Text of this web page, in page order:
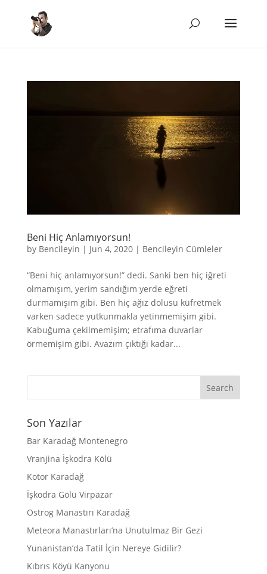
Beni Hiç Anlamıyorsun!
by Bencileyin | Jun 4, 2020| Bencileyin Cümleler
“Beni hiç anlamıyorsun!” dedi. Sanki ben hiç iğreti
olmamışım, yerim sandığım yerde eğreti
durmamışım gibi. Ben hiç ağız dolusu küfretmek
varken sadece yutkunmakla yetinmemişim gibi.
Kabuğuma çekilmemişim; etrafıma duvarlar
örmemişim gibi. Avazım çıktığı kadar...
Son Yazılar
Bar Karadağ Montenegro
Vranjina İşkodra Kölü
Kotor Karadağ
İşkodra Gölü Virpazar
Ostrog Manastırı Karadağ
Meteora Manastırları’na Unutulmaz Bir Gezi
Yunanistan’da Tatil İçin Nereye Gidilir?
Kıbrıs Köyü Kanyonu